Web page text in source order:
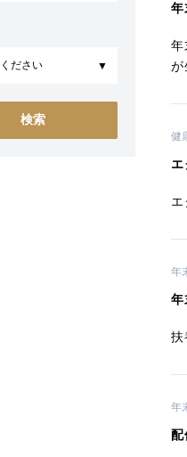
年
年
が
健
年
年
扶
年
配